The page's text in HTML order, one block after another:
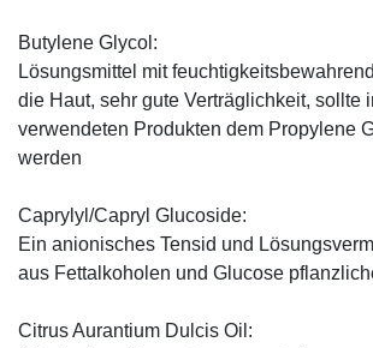
Butylene Glycol:
Lösungsmittel mit
die Haut, sehr gute Verträglichkeit, sollte
verwendeten Produkten dem Propylene
werden
Caprylyl/Capryl Glucoside:
Ein anionisches Tensid und
aus Fettalkoholen und Glucose
Citrus Aurantium Dulcis Oil: